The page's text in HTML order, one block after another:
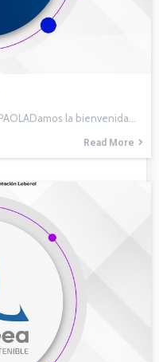
la bienvenida…
Read More